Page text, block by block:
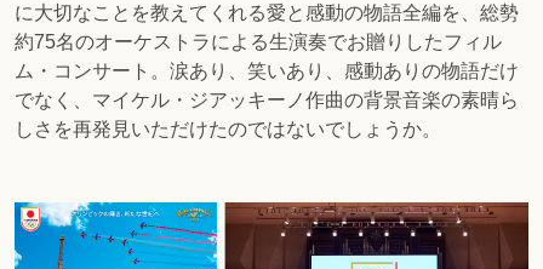
に大切なことを教えてくれる愛と感動の物語全編を、総勢
約75名のオーケストラによる生演奏でお贈りしたフィル
ム・コンサート。涙あり、笑いあり、感動ありの物語だけ
でなく、 マイケル・ジアッキーノ作曲の背景音楽の素晴ら
しさを再発見いただけたのではないでしょうか。